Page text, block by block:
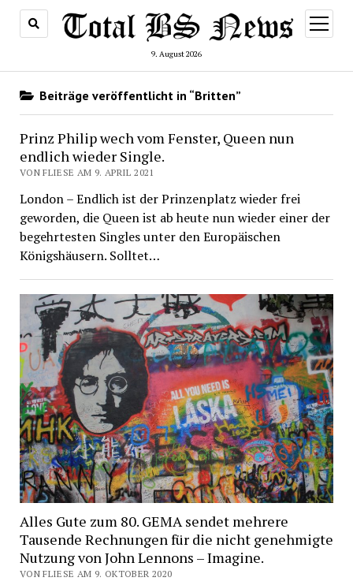
9. August 2026
Menü
öffnen
Beiträge veröffentlicht in “Britten”
Prinz Philip wech vom Fenster, Queen nun
endlich wieder Single.
VON FLIESE AM 9. APRIL 2021
London – Endlich ist der Prinzenplatz wieder frei
geworden, die Queen ist ab heute nun wieder einer der
begehrtesten Singles unter den Europäischen
Königshäusern. Solltet…
Alles Gute zum 80. GEMA sendet mehrere
Tausende Rechnungen für die nicht genehmigte
Nutzung von John Lennons – Imagine.
VON FLIESE AM 9. OKTOBER 2020